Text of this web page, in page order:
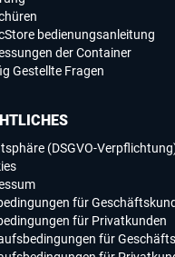
bedienungsanleitung
der Container
Gestellte Fragen
(DSGVO-
für
für Privatkunden
für